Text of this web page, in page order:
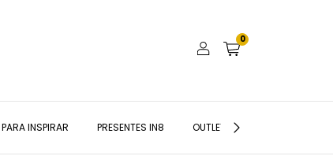
0
INSPIRAR PRESENTES IN8 OUTLET